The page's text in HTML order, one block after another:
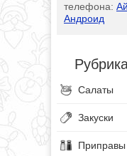
телефона:
Андроид
Салаты
Закуски
Приправы